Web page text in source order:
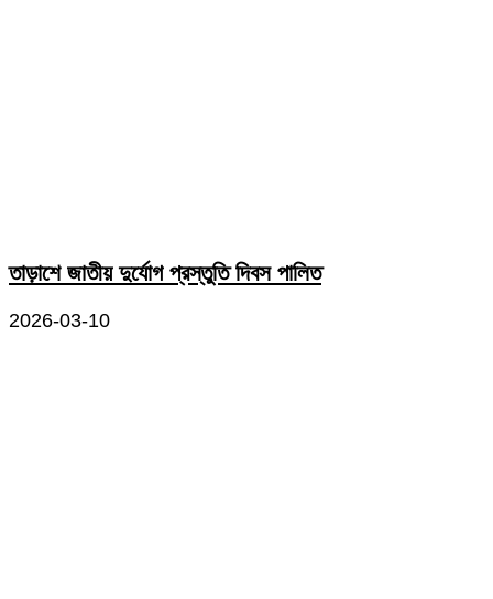
তাড়াশে জাতীয় দুর্যোগ প্রস্তুতি দিবস পালিত
2026-03-10